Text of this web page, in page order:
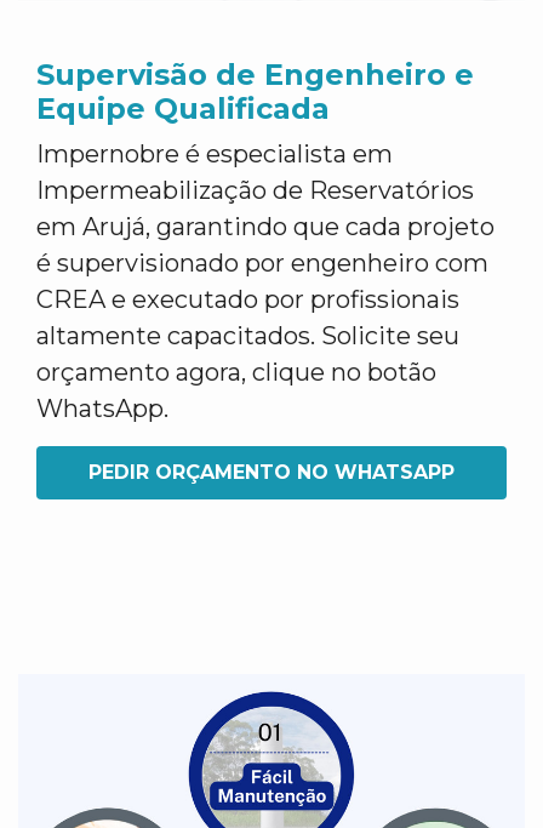
Supervisão de Engenheiro e
Equipe Qualificada
Impernobre é especialista em
Impermeabilização de Reservatórios
em Arujá, garantindo que cada projeto
é supervisionado por engenheiro com
CREA e executado por profissionais
altamente capacitados. Solicite seu
orçamento agora, clique no botão
WhatsApp.
PEDIR ORÇAMENTO NO WHATSAPP